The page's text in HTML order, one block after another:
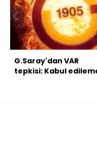
G.Saray'dan VAR
tepkisi: Kabul